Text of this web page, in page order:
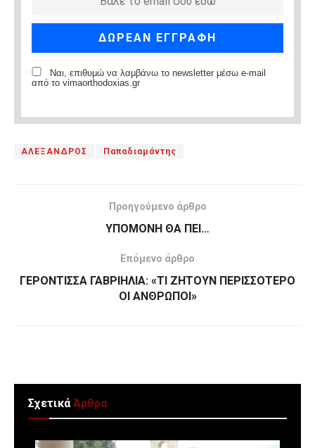
Ναι, επιθυμώ να λαμβάνω το newsletter μέσω e-mail
από το vimaorthodoxias.gr
ΑΛΕΞΑΝΔΡΟΣ Παπαδιαμάντης
Προηγούμενο άρθρο
ΥΠΟΜΟΝΗ ΘΑ ΠΕΙ…
Επόμενο άρθρο
ΓΕΡΟΝΤΙΣΣΑ ΓΑΒΡΙΗΛΙΑ: «ΤΙ ΖΗΤΟΥΝ ΠΕΡΙΣΣΟΤΕΡΟ
ΟΙ ΑΝΘΡΩΠΟΙ»
ΣχετικάΆρθρα